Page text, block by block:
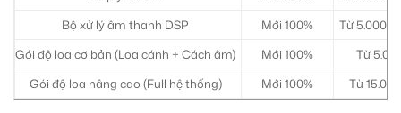
Bộ xử lý âm thanh DSP
Mới 100%
Từ
Gói độ loa cơ bản (Loa cánh + Cách âm)
Mới 100%
Từ
Gói độ loa nâng cao (Full hệ thống)
Mới 100% Từ